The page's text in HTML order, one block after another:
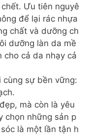
Ưu tiên nguyê
để lại rác nhựa
chất và dưỡng ch
dưỡng làn da mề
cho cả da nhạy cả
cùng sự bền vững:
mà còn là yêu
chọn những sản p
là một lần tận h